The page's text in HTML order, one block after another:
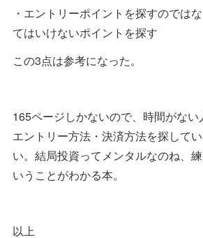
・エントリーポイントを探すのでは
てはいけないポイントを探す
この3点は参考になった。
165ページしかないので、時間がない
エントリー方法・決済方法を探して
い。結局投資ってメンタルなのね、
いうことがわかる本。
以上